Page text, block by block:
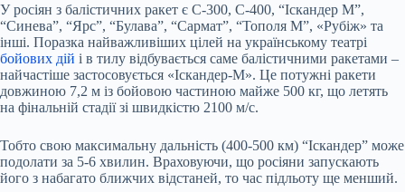
У росіян з балістичних ракет є С-300, С-400, “Іскандер М”,
“Синева”, “Ярс”, “Булава”, “Сармат”, “Тополя М”, «Рубіж» та
інші. Поразка найважливіших цілей на українському театрі
бойових дій і в тилу відбувається саме балістичними ракетами –
найчастіше застосовується «Іскандер-М». Це потужні ракети
довжиною 7,2 м із бойовою частиною майже 500 кг, що летять
на фінальній стадії зі швидкістю 2100 м/с.
Тобто свою максимальну дальність (400-500 км) “Іскандер” може
подолати за 5-6 хвилин. Враховуючи, що росіяни запускають
його з набагато ближчих відстаней, то час підльоту ще менший.